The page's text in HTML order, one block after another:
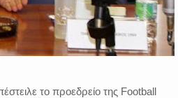
το προεδρείο της Football